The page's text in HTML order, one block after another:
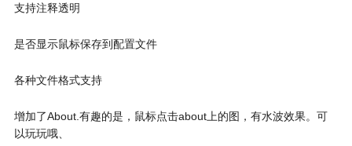
支持注释透明
是否显示鼠标保存到配置文件
各种文件格式支持
增加了About.有趣的是，鼠标点击about上的图，有水波效果。可
以玩玩哦、